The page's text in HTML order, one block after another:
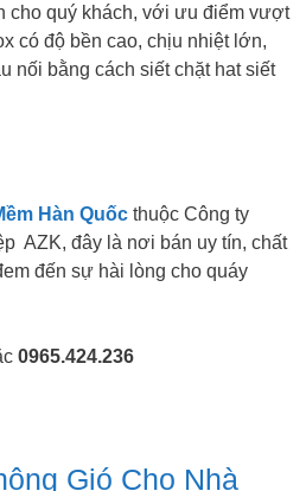
cho quý khách, với ưu điểm vượt
có độ bền cao, chịu nhiệt lớn,
nối bằng cách siết chặt hat siết
Hàn Quốc thuộc Công ty
AZK, đây là nơi bán uy tín, chất
đến sự hài lòng cho quáy
0965.424.236
Gió Cho Nhà